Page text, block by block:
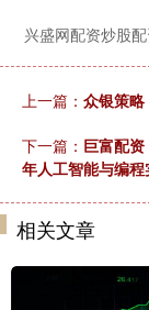
兴盛网配资炒股
上一篇： 众银策略
下一篇： 巨富配
年人工智能与编
相关文章